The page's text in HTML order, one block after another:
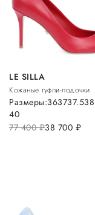
LE SILLA
Кожаные туфли-лодочки
77 400руб.38 700 руб.
Размеры:363737.538
40